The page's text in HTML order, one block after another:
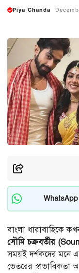
Piya Chanda
বাংলা ধারাবাহিকে
সৌমি চক্রবর্তীর
সময়ই দর্শকদের মনে
ভেতরের